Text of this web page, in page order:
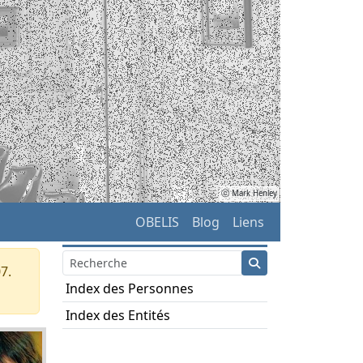
ⓒ Mark Henley
OBELIS Blog Liens
Index des Personnes
Index des Entités